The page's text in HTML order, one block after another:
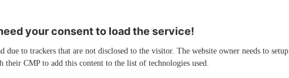
your consent to load the service!
due to trackers that are not disclosed to the visitor. The website owner needs to setup
their CMP to add this content to the list of technologies used.